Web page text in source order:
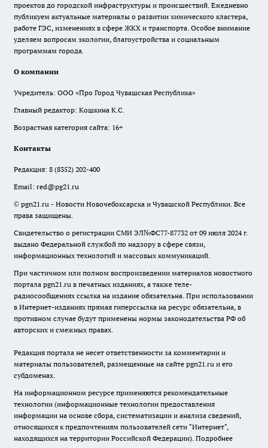
проектов до городской инфраструктуры и происшествий. Ежедневно
публикуем актуальные материалы о развитии химического кластера,
работе ГЭС, изменениях в сфере ЖКХ и транспорта. Особое внимание
уделяем вопросам экологии, благоустройства и социальным
программам города.
О компании
Учредитель: ООО «Про Город Чувашская Республика»
Главный редактор: Кошкина К.С.
Возрастная категория сайта: 16+
Контакты
Редакция: 8 (8352) 202-400
Email: red@pg21.ru
© pgn21.ru - Новости Новочебоксарска и Чувашской Республики. Все
права защищены.
Свидетельство о регистрации СМИ ЭЛ№ФС77-87732 от 09 июля 2024 г.
выдано Федеральной службой по надзору в сфере связи,
информационных технологий и массовых коммуникаций.
При частичном или полном воспроизведении материалов новостного
портала pgn21.ru в печатных изданиях, а также теле-
радиосообщениях ссылка на издание обязательна. При использовании
в Интернет-изданиях прямая гиперссылка на ресурс обязательна, в
противном случае будут применены нормы законодательства РФ об
авторских и смежных правах.
Редакция портала не несет ответственности за комментарии и
материалы пользователей, размещенные на сайте pgn21.ru и его
субдоменах.
На информационном ресурсе применяются рекомендательные
технологии (информационные технологии предоставления
информации на основе сбора, систематизации и анализа сведений,
относящихся к предпочтениям пользователей сети "Интернет",
находящихся на территории Российской Федерации). Подробнее